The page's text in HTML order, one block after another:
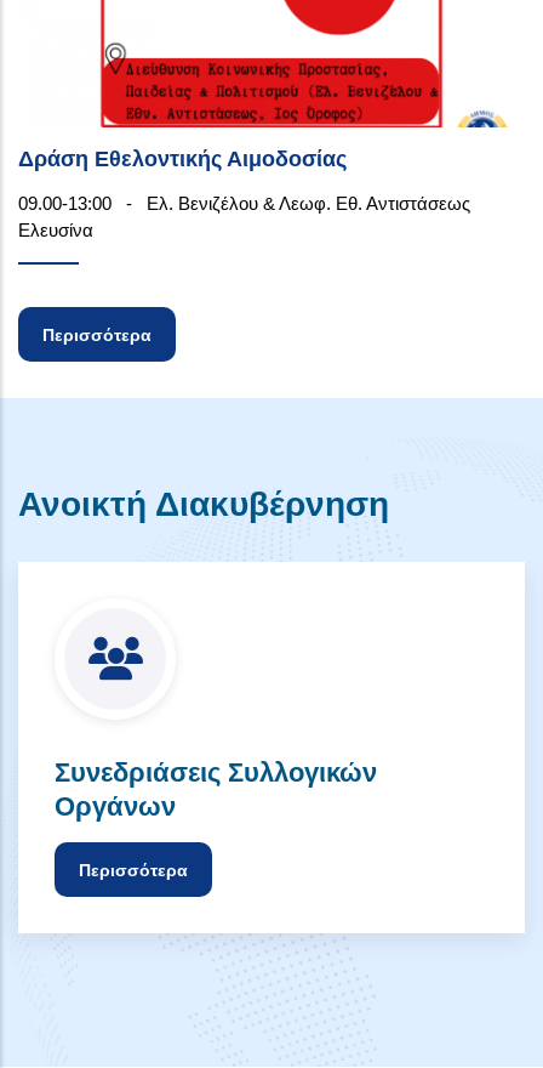
Δράση Εθελοντικής Αιμοδοσίας
09.00-13:00 -
Ελ. Βενιζέλου & Λεωφ. Εθ. Αντιστάσεως
Ελευσίνα
Περισσότερα
Ανοικτή Διακυβέρνηση
Συνεδριάσεις Συλλογικών
Οργάνων
Περισσότερα